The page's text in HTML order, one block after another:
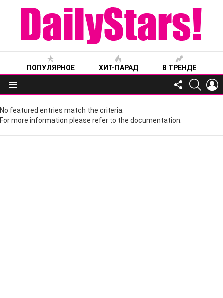
ПОПУЛЯРНОЕ ХИТ-ПАРАД В ТРЕНДЕ
Меню
FOLLOW
US
No featured entries match the criteria.
For more information please refer to the documentation.